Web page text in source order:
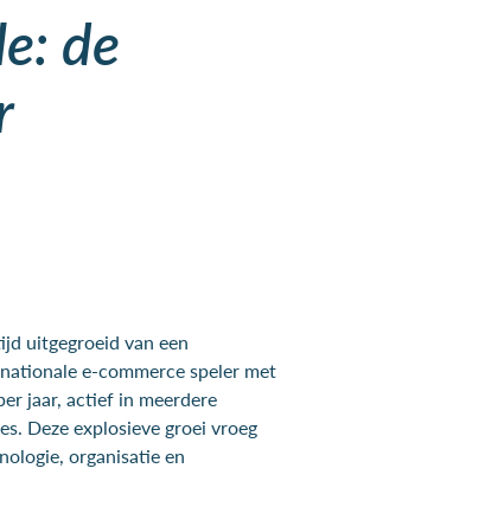
de
uitgegroeid van een
e-commerce speler met
jaar, actief in meerdere
Deze explosieve groei vroeg
organisatie en